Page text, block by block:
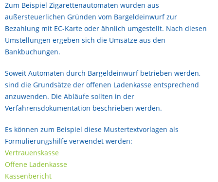
Zum Beispiel Zigarettenautomaten wurden aus
außersteuerlichen Gründen vom Bargeldeinwurf zur
Bezahlung mit EC-Karte oder ähnlich umgestellt. Nach diesen
Umstellungen ergeben sich die Umsätze aus den
Bankbuchungen.
Soweit Automaten durch Bargeldeinwurf betrieben werden,
sind die Grundsätze der offenen Ladenkasse entsprechend
anzuwenden. Die Abläufe sollten in der
Verfahrensdokumentation beschrieben werden.
Es können zum Beispiel diese Mustertextvorlagen als
Formulierungshilfe verwendet werden:
Vertrauenskasse
Offene Ladenkasse
Kassenbericht